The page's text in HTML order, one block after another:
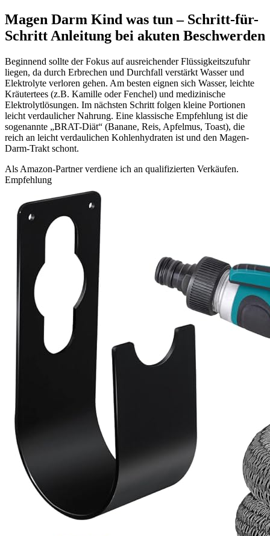
Magen Darm Kind was tun– Schritt-für-
Schritt Anleitung bei akuten Beschwerden
Beginnend sollte der Fokus auf ausreichender Flüssigkeitszufuhr
liegen, da durch Erbrechen und Durchfall verstärkt Wasser und
Elektrolyte verloren gehen. Am besten eignen sich Wasser, leichte
Kräutertees (z.B. Kamille oder Fenchel) und medizinische
Elektrolytlösungen. Im nächsten Schritt folgen kleine Portionen
leicht verdaulicher Nahrung. Eine klassische Empfehlung ist die
sogenannte „BRAT-Diät“ (Banane, Reis, Apfelmus, Toast), die
reich an leicht verdaulichen Kohlenhydraten ist und den Magen-
Darm-Trakt schont.
Als Amazon-Partner verdiene ich an qualifizierten Verkäufen.
Empfehlung